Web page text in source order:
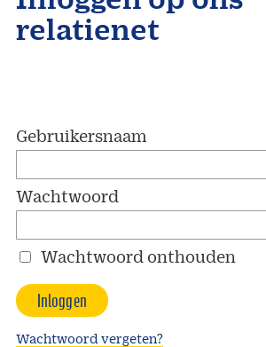
relatienet
Gebruikersnaam
Wachtwoord
Wachtwoord onthouden
Wachtwoord vergeten?